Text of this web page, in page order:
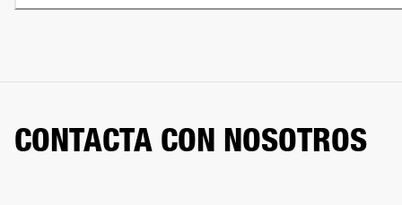
CONTACTA CON NOSOTROS